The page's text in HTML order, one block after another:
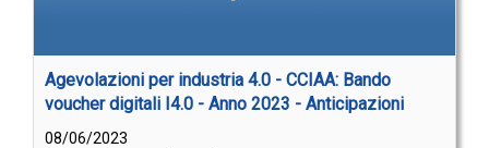
Agevolazioni per industria 4.0 - CCIAA: Bando
voucher digitali I4.0 - Anno 2023 - Anticipazioni
08/06/2023